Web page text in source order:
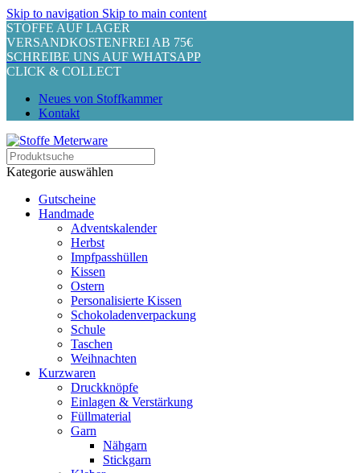
Skip to navigation Skip to main content
STOFFE AUF LAGER
VERSANDKOSTENFREI AB 75€
SCHREIBE UNS AUF WHATSAPP
CLICK & COLLECT
Neues von Stoffkammer
Kontakt
Kategorie auswählen
Gutscheine
Handmade
Adventskalender
Herbst
Impfpasshüllen
Kissen
Ostern
Personalisierte Kissen
Schokoladenverpackung
Schule
Taschen
Weihnachten
Kurzwaren
Druckknöpfe
Einlagen & Verstärkung
Füllmaterial
Garn
Nähgarn
Stickgarn